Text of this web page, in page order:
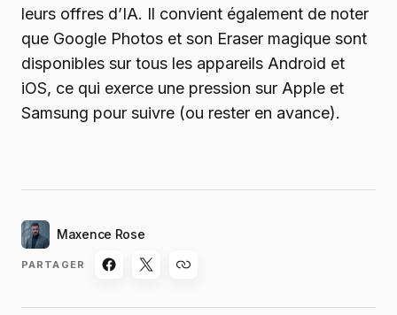
leurs offres d’IA. Il convient également de noter
que Google Photos et son Eraser magique sont
disponibles sur tous les appareils Android et
iOS, ce qui exerce une pression sur Apple et
Samsung pour suivre (ou rester en avance).
Maxence Rose
PARTAGER